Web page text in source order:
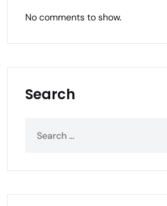
No comments to show.
Search